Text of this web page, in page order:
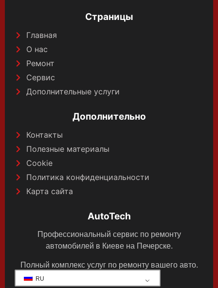
Страницы
Главная
О нас
Ремонт
Сервис
Дополнительные услуги
Дополнительно
Контакты
Полезные материалы
Cookie
Политика конфиденциальности
Карта сайта
AutoTech
Профессиональный сервис по ремонту
автомобилей в Киеве на Печерске.
Полный комплекс услуг по ремонту вашего авто.
RU